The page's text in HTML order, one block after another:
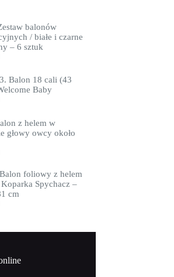
balonów
/ białe i czarne
– 6 sztuk
Balon 18 cali (43
Baby
z helem w
głowy owcy około
foliowy z helem
Koparka Spychacz –
cm